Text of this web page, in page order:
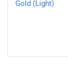
Gold (Light)